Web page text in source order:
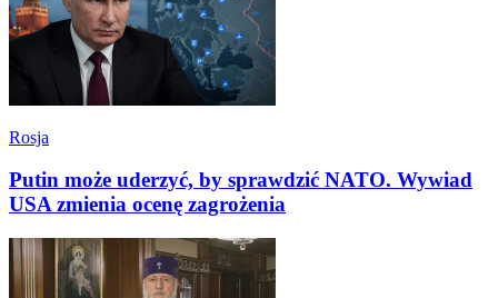
Rosja
Putin może uderzyć, by sprawdzić NATO. Wywiad
USA zmienia ocenę zagrożenia